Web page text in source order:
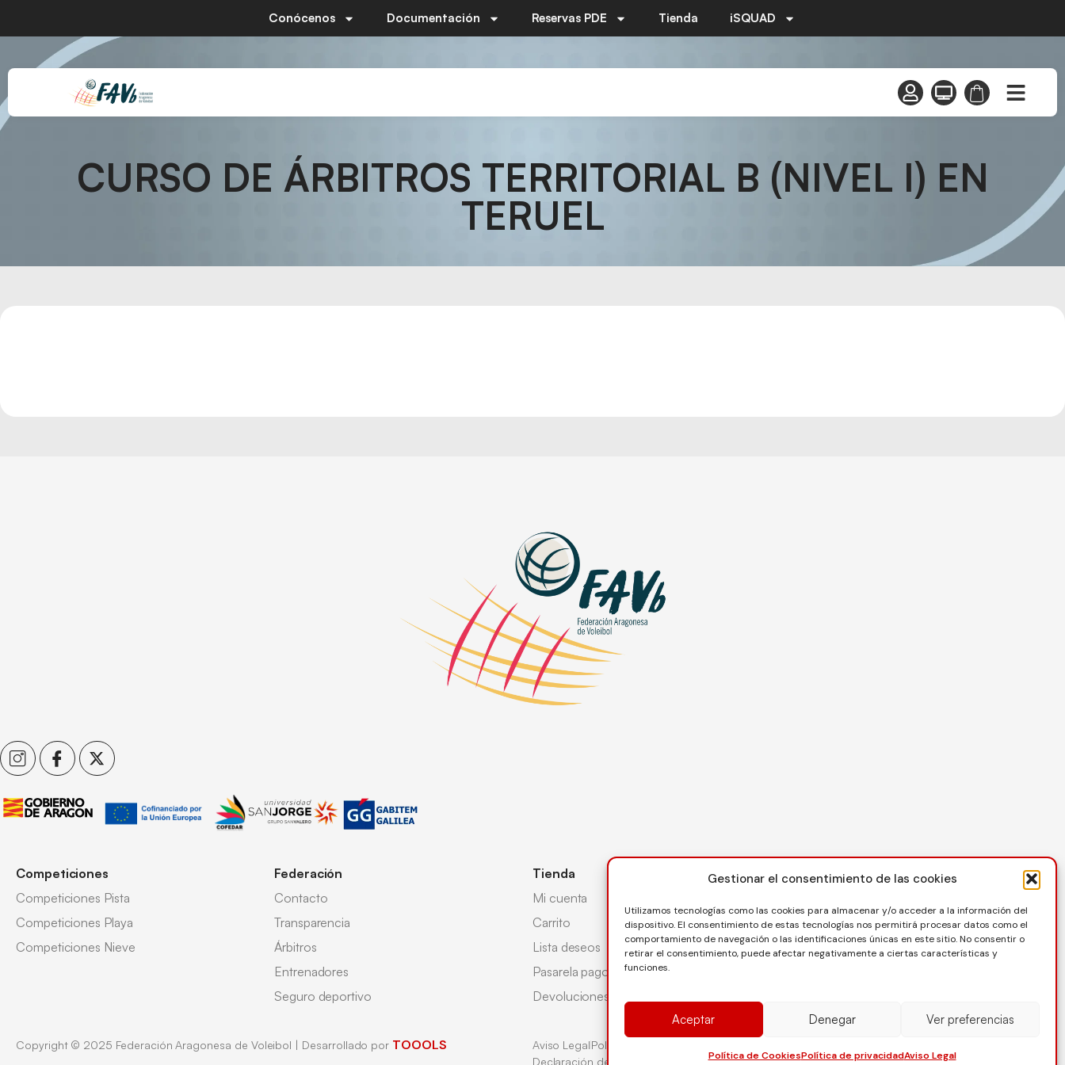
Gestionar el consentimiento de las cookies
Utilizamos tecnologías como las cookies para almacenar y/o acceder a la información del
dispositivo. El consentimiento de estas tecnologías nos permitirá procesar datos como el
comportamiento de navegación o las identificaciones únicas en este sitio. No consentir o
retirar el consentimiento, puede afectar negativamente a ciertas características y
funciones.
Aceptar Denegar Ver preferencias
Política de CookiesPolítica de privacidadAviso Legal
Conócenos Documentación Reservas PDE Tienda iSQUAD
CURSO DE ÁRBITROS TERRITORIAL B (NIVEL I) EN
TERUEL
Competiciones
Competiciones Pista
Competiciones Playa
Competiciones Nieve
Federación
Contacto
Transparencia
Árbitros
Entrenadores
Seguro deportivo
Tienda
Mi cuenta
Carrito
Lista deseos
Pasarela pago
Devoluciones
Contacto
976 73 08 41
secretaria@favb.es
Copyright © 2025 Federación Aragonesa de Voleibol | Desarrollado por TOOOLS Aviso LegalPolítica de Cookies
Declaración de Accesibilidad